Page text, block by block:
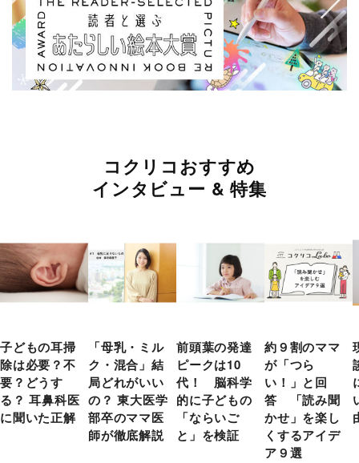
コクリコおすすめ
インタビュー & 特集
子どもの耳掃
除は必要？不
要？どうす
る？ 耳鼻科医
に聞いた正解
「母乳・ミル
ク・混合」結
局どれがいい
の？ 東大医学
部卒のママ医
師が徹底解説
前頭葉の発達
ピークは10
代！ 脳科学
的に子どもの
「ならいご
と」を検証
約９割のママ
が「つら
い！」と回
答 「読み聞
かせ」を楽し
くするアイデ
ア９選